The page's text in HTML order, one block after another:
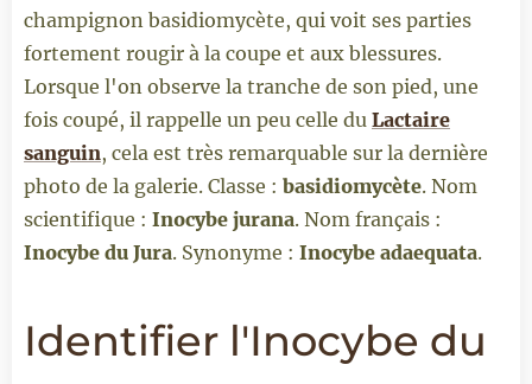
champignon basidiomycète, qui voit ses parties
fortement rougir à la coupe et aux blessures.
Lorsque l'on observe la tranche de son pied, une
fois coupé, il rappelle un peu celle du Lactaire
sanguin, cela est très remarquable sur la dernière
photo de la galerie. Classe : basidiomycète. Nom
scientifique : Inocybe jurana. Nom français :
Inocybe du Jura. Synonyme : Inocybe adaequata.
Identifier l'Inocybe du